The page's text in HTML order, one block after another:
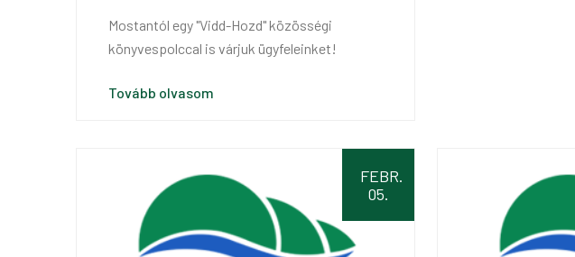
Mostantól egy "Vidd-Hozd" közösségi
könyvespolccal is várjuk ügyfeleinket!
Tovább olvasom
FEBR.
05.